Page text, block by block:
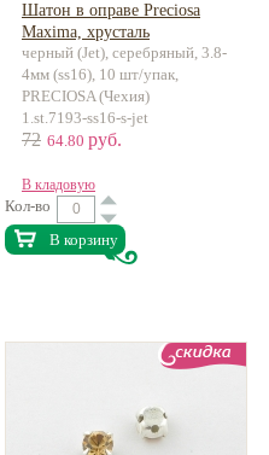
Шатон в оправе Preciosa
Maxima, хрусталь
черный (Jet), серебряный, 3.8-
4мм (ss16), 10 шт/упак,
PRECIOSA (Чехия)
1.st.7193-ss16-s-jet
72 64.80 руб.
В кладовую
Кол-во
В корзину